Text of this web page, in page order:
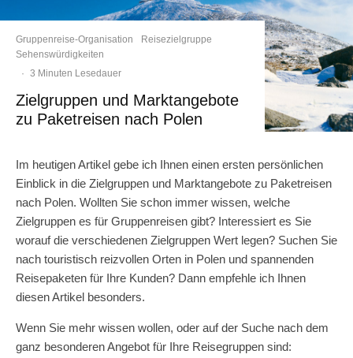
Gruppenreise-Organisation
Reisezielgruppe
Sehenswürdigkeiten
· 3 Minuten Lesedauer
Zielgruppen und Marktangebote
zu Paketreisen nach Polen
Im heutigen Artikel gebe ich Ihnen einen ersten persönlichen
Einblick in die Zielgruppen und Marktangebote zu Paketreisen
nach Polen. Wollten Sie schon immer wissen, welche
Zielgruppen es für Gruppenreisen gibt? Interessiert es Sie
worauf die verschiedenen Zielgruppen Wert legen? Suchen Sie
nach touristisch reizvollen Orten in Polen und spannenden
Reisepaketen für Ihre Kunden? Dann empfehle ich Ihnen
diesen Artikel besonders.
Wenn Sie mehr wissen wollen, oder auf der Suche nach dem
ganz besonderen Angebot für Ihre Reisegruppen sind: